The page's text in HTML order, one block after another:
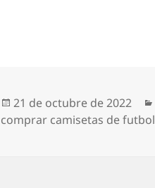
Publicado
el
21 de octubre de 2022
comprar camisetas de futbol